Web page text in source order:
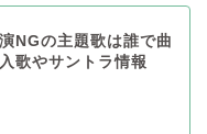
NGの主題歌は誰で曲
歌やサントラ情報